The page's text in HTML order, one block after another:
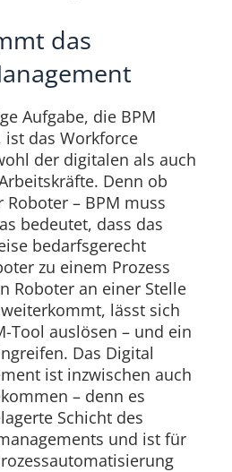
das
Aufgabe, die BPM
das Workforce
der digitalen als auch
Denn ob
– BPM muss
bedeutet, dass das
bedarfsgerecht
zu einem Prozess
Roboter an einer Stelle
lässt sich
Tool auslösen – und ein
Das Digital
ist inzwischen auch
– denn es
Schicht des
und ist für